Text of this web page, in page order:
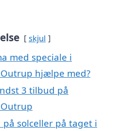
skjul
med speciale i
hjælpe med?
3 tilbud på
solceller på taget i